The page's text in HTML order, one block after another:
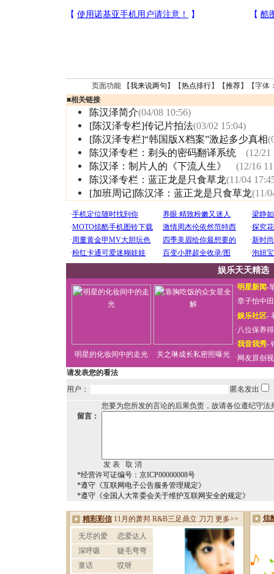
页面功能 【我来说两句 】【热点排行】【推荐】【字体
■相关链接
陈汉泽简介(04/08 10:56)
[陈汉泽专栏]传记片拍法(03/02 15:04)
[陈汉泽专栏]“韩国版X档案”激起多少真相
陈汉泽专栏：剃头的密码翻译系统 (12/21
陈汉泽：制片人的《下流人生》 (12/16
陈汉泽专栏：蓝正龙是只食草龙(11/04
[加班周记]陈汉泽：蓝正龙是只食草龙(11/
娱乐天天精选
明星的化妆间中的走光 关之琳成长私密照曝光
·明星新闻-
·章子怡中
·娱乐社区-
·八位保养
·我音我秀-
· 网友原创
请发表您的看法
用户：
匿名发出
您要为您所发的言论的后果负责，故请各位遵纪守法
留言：
*经营许可证编号：京ICP00000008号
*遵守《互联网电子公告服务管理规定》
*遵守《全国人大常委会关于维护互联网安全的规定》